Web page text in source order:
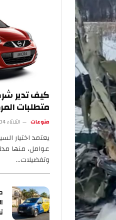
كيف تدير شركات
متطلبات
الثلاثاء 04 أغسطس 9:21 م
يعتمد اختيار السيارة
عوامل، منها مدة
وتفضيلات…
مع
توفر